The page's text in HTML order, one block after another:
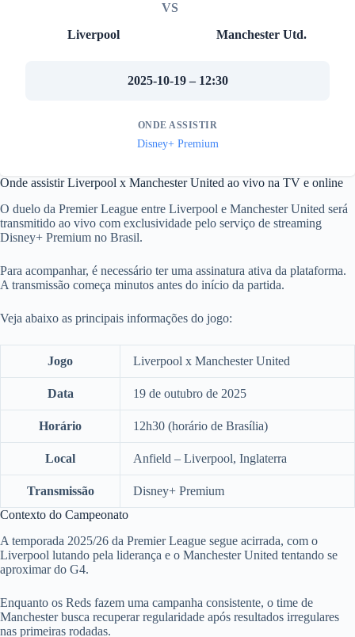
Liverpool
VS
Manchester Utd.
2025-10-19 – 12:30
ONDE ASSISTIR
Disney+ Premium
Onde assistir Liverpool x Manchester United ao vivo na TV e online
O duelo da Premier League entre Liverpool e Manchester United será
transmitido ao vivo com exclusividade pelo serviço de streaming
Disney+ Premium no Brasil.
Para acompanhar, é necessário ter uma assinatura ativa da plataforma.
A transmissão começa minutos antes do início da partida.
Veja abaixo as principais informações do jogo:
Jogo Liverpool x Manchester United
Data 19 de outubro de 2025
Horário 12h30 (horário de Brasília)
Local Anfield – Liverpool, Inglaterra
Transmissão
Disney+ Premium
Contexto do Campeonato
A temporada 2025/26 da Premier League segue acirrada, com o
Liverpool lutando pela liderança e o Manchester United tentando se
aproximar do G4.
Enquanto os Reds fazem uma campanha consistente, o time de
Manchester busca recuperar regularidade após resultados irregulares
nas primeiras rodadas.